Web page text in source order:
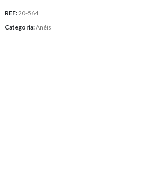
REF:20-564
Categoria:Anéis